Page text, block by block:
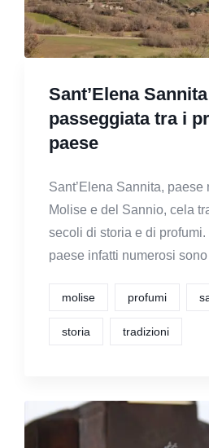
Sant’Elena
passeggiata tra i
paese
Sant’Elena Sannita, paese
Molise e del Sannio, cela
secoli di storia e di profumi.
paese infatti numerosi
molise profumi
storia tradizioni